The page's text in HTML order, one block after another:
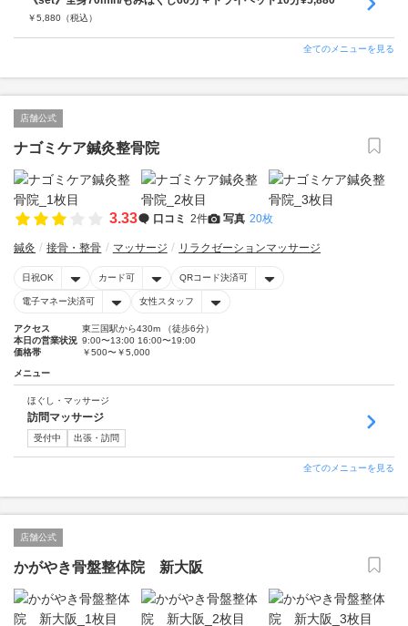
￥5,880 （税込）
全てのメニューを見る
店舗公式
ナゴミケア鍼灸整骨院
3.33 口コミ 2件 写真 20枚
鍼灸 接骨・整骨 マッサージ リラクゼーションマッサージ
日祝OK カード可 QRコード決済可
電子マネー決済可 女性スタッフ
アクセス
東三国駅から430m （徒歩6分）
本日の営業状況 9:00〜13:00 16:00〜19:00
価格帯
￥500〜￥5,000
メニュー
ほぐし・マッサージ
訪問マッサージ
受付中 出張・訪問
全てのメニューを見る
店舗公式
かがやき骨盤整体院 新大阪